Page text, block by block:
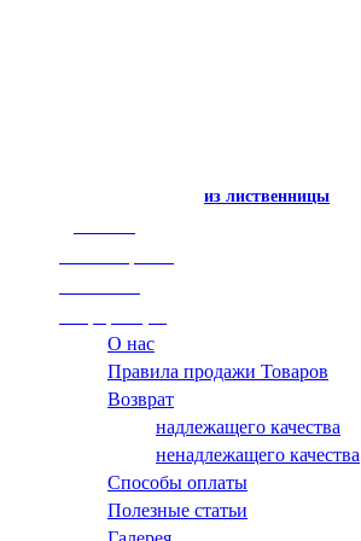
полок из радиаты
Поставщикам
Контакты
Информация
из лиственницы
О нас
Правила продажи Товаров
Возврат
надлежащего качества
ненадлежащего качества
Способы оплаты
Полезные статьи